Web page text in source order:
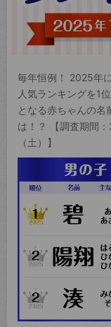
毎年恒例！ 2025年
人気ランキングを1
となる赤ちゃんの
は！？ 【調査期間
（土）】